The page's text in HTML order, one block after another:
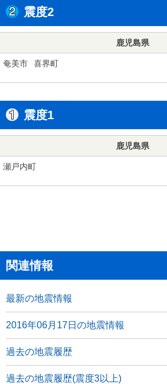
震度2
鹿児島県
奄美市 喜界町
震度1
鹿児島県
瀬戸内町
関連情報
最新の地震情報
2016年06月17日の地震情報
過去の地震履歴
過去の地震履歴(震度3以上)